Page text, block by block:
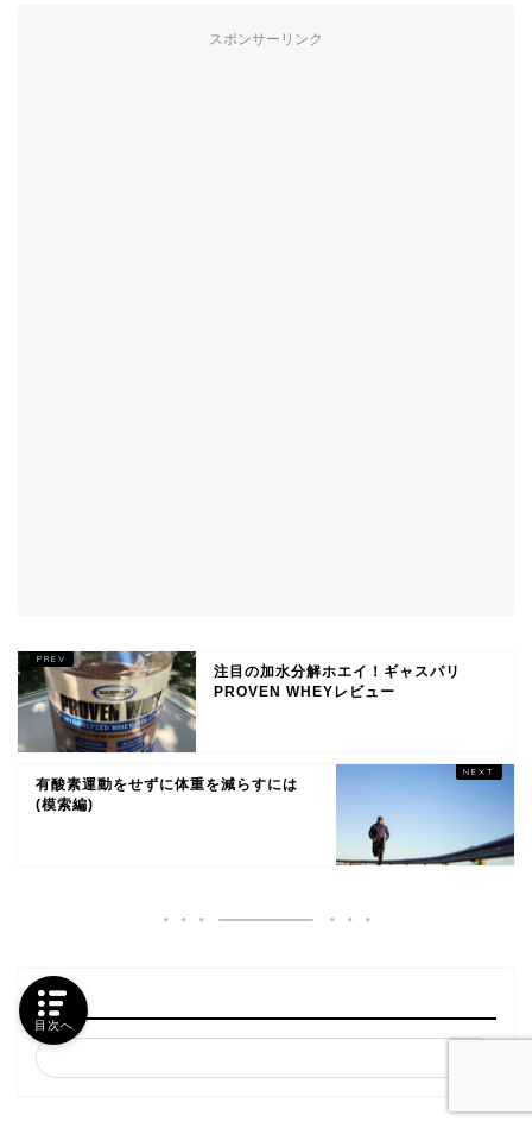
スポンサーリンク
注目の加水分解ホエイ！ギャスパリ
PROVEN WHEYレビュー
有酸素運動をせずに体重を減らすには
(模索編)
検索
目次へ